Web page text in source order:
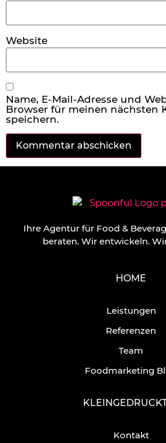
Website
Name, E-Mail-Adresse und
Browser für meinen nächsten
speichern.
Ihre Agentur für Food &
beraten. Wir entwickeln.
HOME
Leistungen
Referenzen
Team
Foodmarketing
Kontakt